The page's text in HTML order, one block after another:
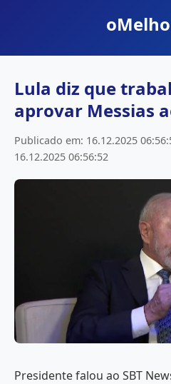
Lula diz que
aprovar Messias
Publicado em: 16.12.2025
16.12.2025 06:56:52
Presidente falou ao SBT